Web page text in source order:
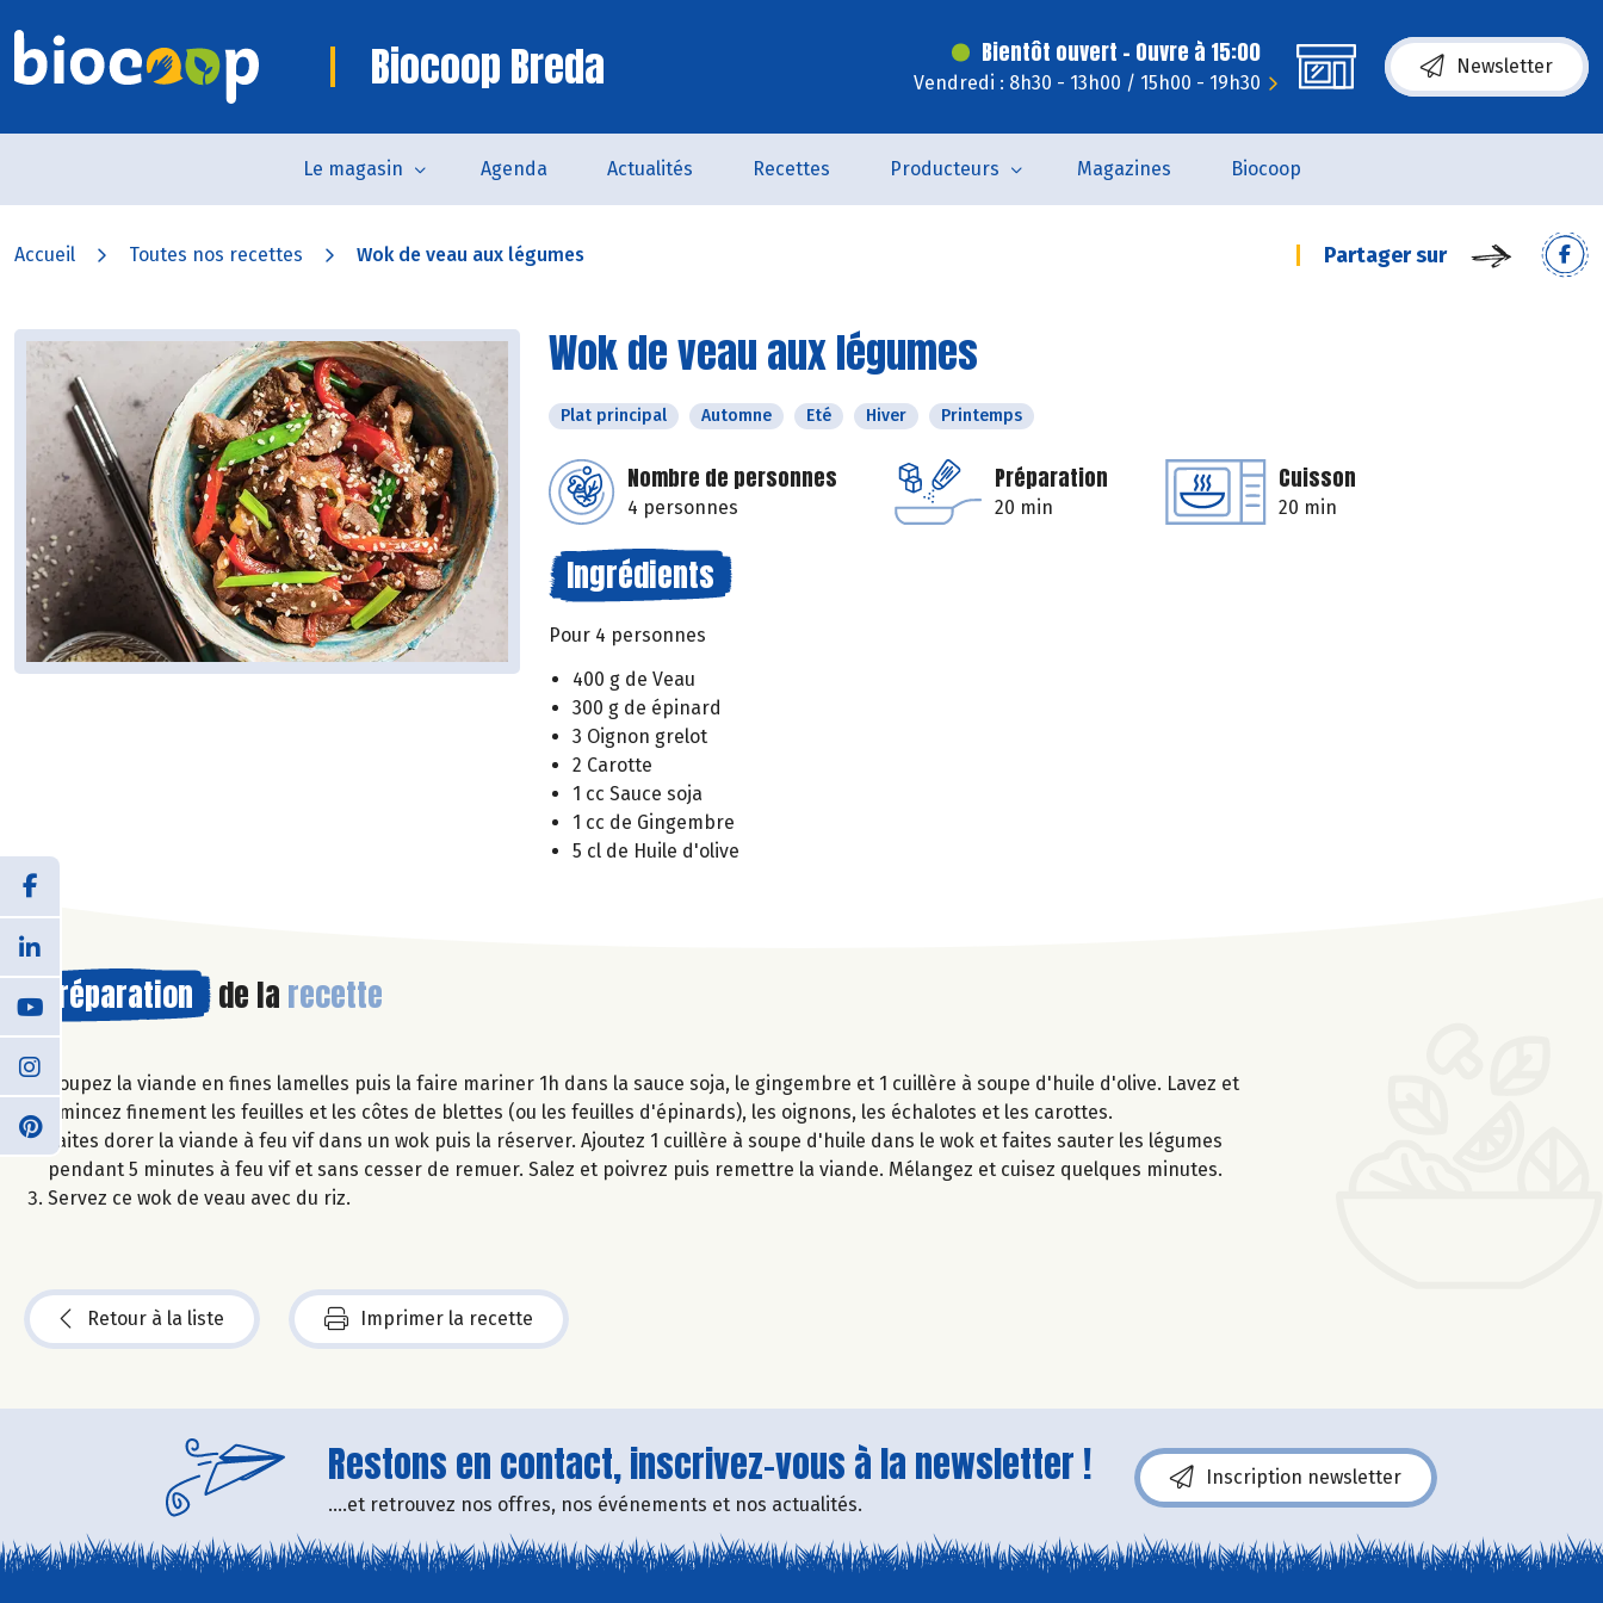
Biocoop Breda Bientôt ouvert - Ouvre à 15:00
Vendredi : 8h30 - 13h00 / 15h00 - 19h30
Newsletter
Le magasin Agenda Actualités Recettes Producteurs Magazines Biocoop
Accueil Toutes nos recettes Wok de veau aux légumes Partager sur
Wok de veau aux légumes
Plat principal Automne Eté Hiver Printemps
Nombre de personnes
4 personnes
Préparation
20 min
Cuisson
20 min
Ingrédients
Pour 4 personnes
400 g de Veau
300 g de épinard
3 Oignon grelot
2 Carotte
1 cc Sauce soja
1 cc de Gingembre
5 cl de Huile d'olive
Préparation de la recette
Coupez la viande en fines lamelles puis la faire mariner 1h dans la sauce soja, le gingembre et 1 cuillère à soupe d'huile d'olive. Lavez et
émincez finement les feuilles et les côtes de blettes (ou les feuilles d'épinards), les oignons, les échalotes et les carottes.
Faites dorer la viande à feu vif dans un wok puis la réserver. Ajoutez 1 cuillère à soupe d'huile dans le wok et faites sauter les légumes
pendant 5 minutes à feu vif et sans cesser de remuer. Salez et poivrez puis remettre la viande. Mélangez et cuisez quelques minutes.
Servez ce wok de veau avec du riz.
Retour à la liste Imprimer la recette
Restons en contact, inscrivez-vous à la newsletter !
....et retrouvez nos offres, nos événements et nos actualités.
Inscription newsletter